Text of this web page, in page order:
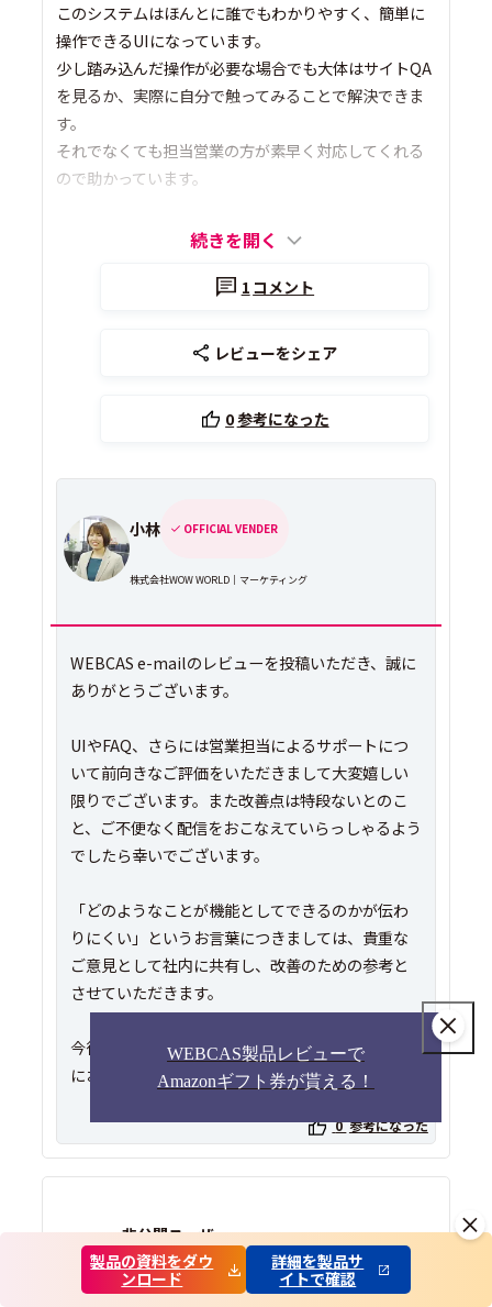
このシステムはほんとに誰でもわかりやすく、簡単に
操作できるUIになっています。
少し踏み込んだ操作が必要な場合でも大体はサイトQA
を見るか、実際に自分で触ってみることで解決できま
す。
それでなくても担当営業の方が素早く対応してくれる
ので助かっています。
続きを開く
1 コメント
レビューをシェア
0参考になった
小林 OFFICIAL VENDER
株式会社WOW WORLD｜マーケティング
WEBCAS e-mailのレビューを投稿いただき、誠に
ありがとうございます。
UIやFAQ、さらには営業担当によるサポートにつ
いて前向きなご評価をいただきまして大変嬉しい
限りでございます。また改善点は特段ないとのこ
と、ご不便なく配信をおこなえていらっしゃるよう
でしたら幸いでございます。
「どのようなことが機能としてできるのかが伝わ
りにくい」というお言葉につきましては、貴重な
ご意見として社内に共有し、改善のための参考と
させていただきます。
今後も何かお困りごとなどありましたら、お気軽
にお問い合わせくださいませ。
0参考になった
非公開ユーザー
ガソリンスタンド・燃料｜その他一般職｜300-1000人未満｜IT管理者
｜契約タイプ 有償利用
製品の資料をダウ
ンロード
詳細を製品サ
イトで確認
WEBCAS製品レビューで
Amazonギフト券が貰える！